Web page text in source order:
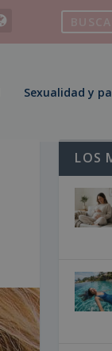
Sexualidad y
LOS